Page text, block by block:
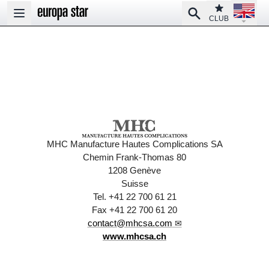
Open main menu
SearchClub
CLUB
Open
MHC Manufacture Hautes Complications SA
Chemin Frank-Thomas 80
1208 Genève
Suisse
Tel. +41 22 700 61 21
Fax +41 22 700 61 20
contact@mhcsa.com
www.mhcsa.ch